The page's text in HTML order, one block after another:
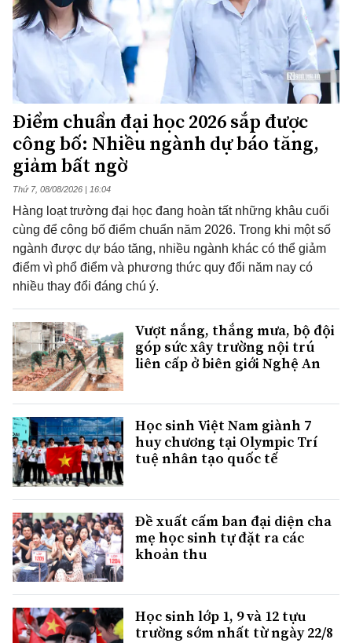
Điểm chuẩn đại học 2026 sắp được
công bố: Nhiều ngành dự báo tăng,
giảm bất ngờ
Thứ 7, 08/08/2026 | 16:04
Hàng loạt trường đại học đang hoàn tất những khâu cuối
cùng để công bố điểm chuẩn năm 2026. Trong khi một số
ngành được dự báo tăng, nhiều ngành khác có thể giảm
điểm vì phổ điểm và phương thức quy đổi năm nay có
nhiều thay đổi đáng chú ý.
Vượt nắng, thắng mưa, bộ đội
góp sức xây trường nội trú
liên cấp ở biên giới Nghệ An
Học sinh Việt Nam giành 7
huy chương tại Olympic Trí
tuệ nhân tạo quốc tế
Đề xuất cấm ban đại diện cha
mẹ học sinh tự đặt ra các
khoản thu
Học sinh lớp 1, 9 và 12 tựu
trường sớm nhất từ ngày 22/8